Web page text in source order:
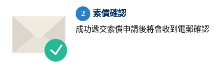
索償確認
成功遞交索償申請後將會收到電郵確認